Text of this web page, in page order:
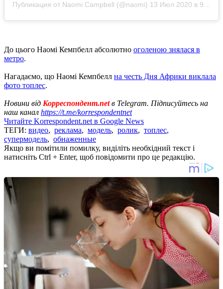
Публикация от Naomi Campbell (@naomi) 13 Июл 2020 в 9:28 PDT
До цього Наомі Кемпбелл абсолютно оголеною знялася в
метро.
Нагадаємо, що Наомі Кемпбелл на честь Дня Африки виклала
фото топлес.
Новини від Корреспондент.netв Telegram. Підписуйтесь на
наш канал https://t.me/korrespondentnet
Читайте Korrespondent.net в Google News
ТЕГИ: видео, реклама, модель, ролик, топлес,
супермодель, обнаженные
Якщо ви помітили помилку, виділіть необхідний текст і
натисніть Ctrl + Enter, щоб повідомити про це редакцію.